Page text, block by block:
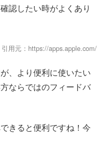
認したい時がよくあり
引用元：https://apps.apple.com/
、より便利に使いたい
ならではのフィードバ
きると便利ですね！今